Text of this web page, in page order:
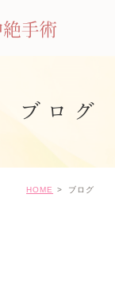
ブログ
HOME ブログ